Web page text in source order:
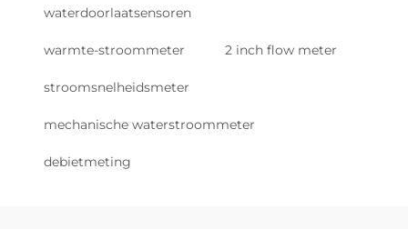
waterdoorlaatsensoren
warmte-stroommeter 2 inch flow meter
stroomsnelheidsmeter
mechanische waterstroommeter
debietmeting